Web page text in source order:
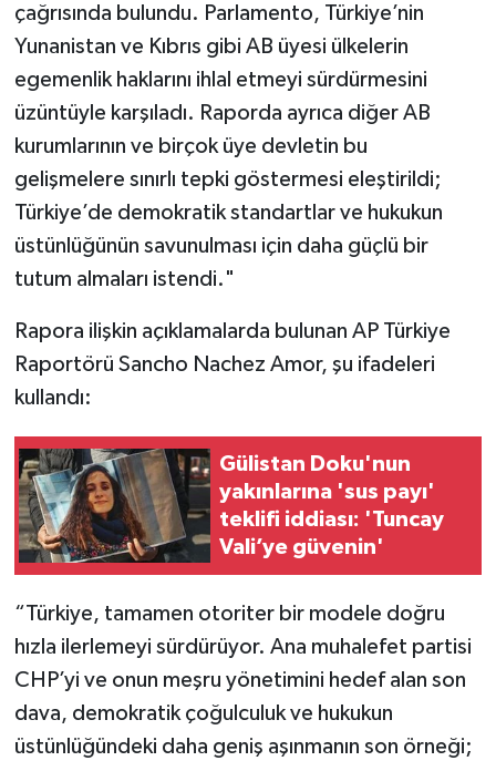
çağrısında bulundu. Parlamento, Türkiye’nin
Yunanistan ve Kıbrıs gibi AB üyesi ülkelerin
egemenlik haklarını ihlal etmeyi sürdürmesini
üzüntüyle karşıladı. Raporda ayrıca diğer AB
kurumlarının ve birçok üye devletin bu
gelişmelere sınırlı tepki göstermesi eleştirildi;
Türkiye’de demokratik standartlar ve hukukun
üstünlüğünün savunulması için daha güçlü bir
tutum almaları istendi."
Rapora ilişkin açıklamalarda bulunan AP Türkiye
Raportörü Sancho Nachez Amor, şu ifadeleri
kullandı:
Gülistan Doku'nun
yakınlarına 'sus payı'
teklifi iddiası: 'Tuncay
Vali’ye güvenin'
“Türkiye, tamamen otoriter bir modele doğru
hızla ilerlemeyi sürdürüyor. Ana muhalefet partisi
CHP’yi ve onun meşru yönetimini hedef alan son
dava, demokratik çoğulculuk ve hukukun
üstünlüğündeki daha geniş aşınmanın son örneği;